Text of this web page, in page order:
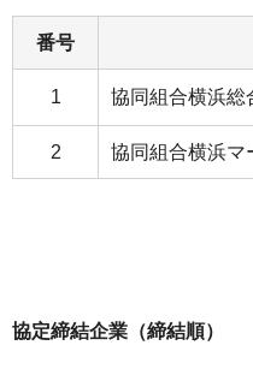
番号
1 協同組合横浜総
2 協同組合横浜マ
協定締結企業（締結順）